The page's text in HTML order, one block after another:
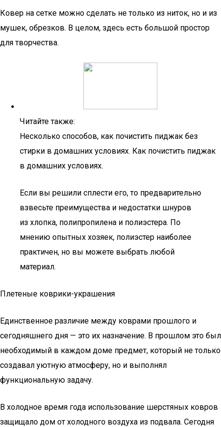
Ковер на сетке можно сделать не только из ниток, но и из
мушек, обрезков. В целом, здесь есть большой простор
для творчества.
Читайте также:
Несколько способов, как почистить пиджак без
стирки в домашних условиях. Как почистить пиджак
в домашних условиях.
Если вы решили сплести его, то предварительно
взвесьте преимущества и недостатки шнуров
из хлопка, полипропилена и полиэстера. По
мнению опытных хозяек, полиэстер наиболее
практичен, но вы можете выбрать любой
материал.
Плетеные коврики-украшения
Единственное различие между коврами прошлого и
сегодняшнего дня — это их назначение. В прошлом это был
необходимый в каждом доме предмет, который не только
создавал уютную атмосферу, но и выполнял
функциональную задачу.
В холодное время года использование шерстяных ковров
защищало дом от холодного воздуха из подвала. Сегодня